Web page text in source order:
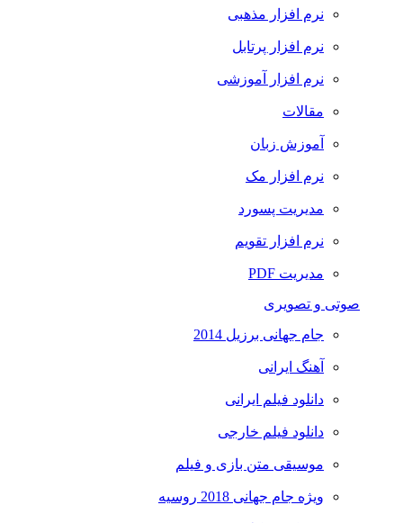
نرم افزار مذهبی
نرم افزار پرتابل
نرم افزار آموزشی
مقالات
آموزش زبان
نرم افزار مک
مدیریت پسورد
نرم افزار تقویم
مدیریت PDF
صوتی و تصویری
جام جهانی برزیل 2014
آهنگ ایرانی
دانلود فیلم ایرانی
دانلود فیلم خارجی
موسیقی متن بازی و فیلم
ویژه جام جهانی 2018 روسیه